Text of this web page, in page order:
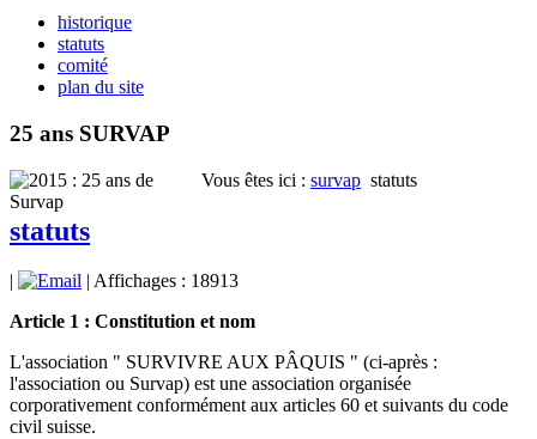
historique
statuts
comité
plan du site
25 ans SURVAP
Vous êtes ici : survap statuts
statuts
| Affichages : 18913
Article 1 : Constitution et nom
L'association " SURVIVRE AUX PÂQUIS " (ci-après :
l'association ou Survap) est une association organisée
corporativement conformément aux articles 60 et suivants du code
civil suisse.